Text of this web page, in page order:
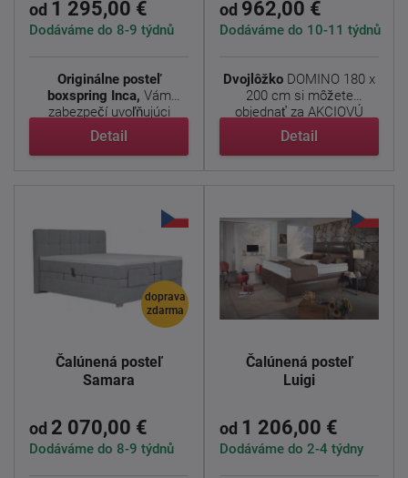
od 1 295,00 €
Dodáváme do 8-9 týdnů
Originálne posteľ
boxspring Inca, Vám
zabezpečí uvoľňujúci
spánok ...
Detail
od 962,00 €
Dodáváme do 10-11 týdnů
Dvojlôžko DOMINO 180 x
200 cm si môžete
objednať za AKCIOVÚ
cenu s ...
Detail
doprava
zdarma
Čalúnená posteľ
Samara
od 2 070,00 €
Dodáváme do 8-9 týdnů
Čalúnená posteľ
Luigi
od 1 206,00 €
Dodáváme do 2-4 týdny